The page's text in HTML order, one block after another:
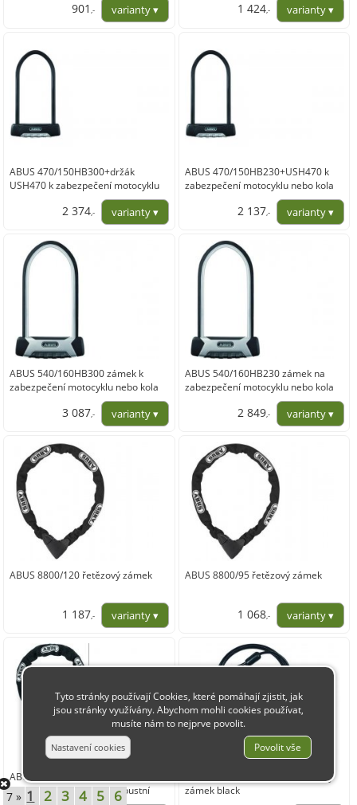
901,- 1 424,-
ABUS 470/150HB300+držák
USH470 k zabezpečení motocyklu
2 374,-
ABUS 470/150HB230+USH470 k
zabezpečení motocyklu nebo kola
2 137,-
ABUS 540/160HB300 zámek k
zabezpečení motocyklu nebo kola
3 087,-
ABUS 540/160HB230 zámek na
zabezpečení motocyklu nebo kola
2 849,-
ABUS 8800/120 řetězový zámek
1 187,-
980,99
ABUS 8800/95 řetězový zámek
1 068,-
882,64
ABUS Granit Power Chain
37RK80/14KS120 black robustní
ABUS Combiloop 205/200 kódový
zámek black
7 » 1 2 3 4 5 6
Tyto stránky používají Cookies, které pomáhají zjistit, jak
jsou stránky využívány. Abychom mohli cookies používat,
musíte nám to nejprve povolit.